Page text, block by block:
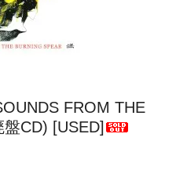
FROM THE
CD) [USED]